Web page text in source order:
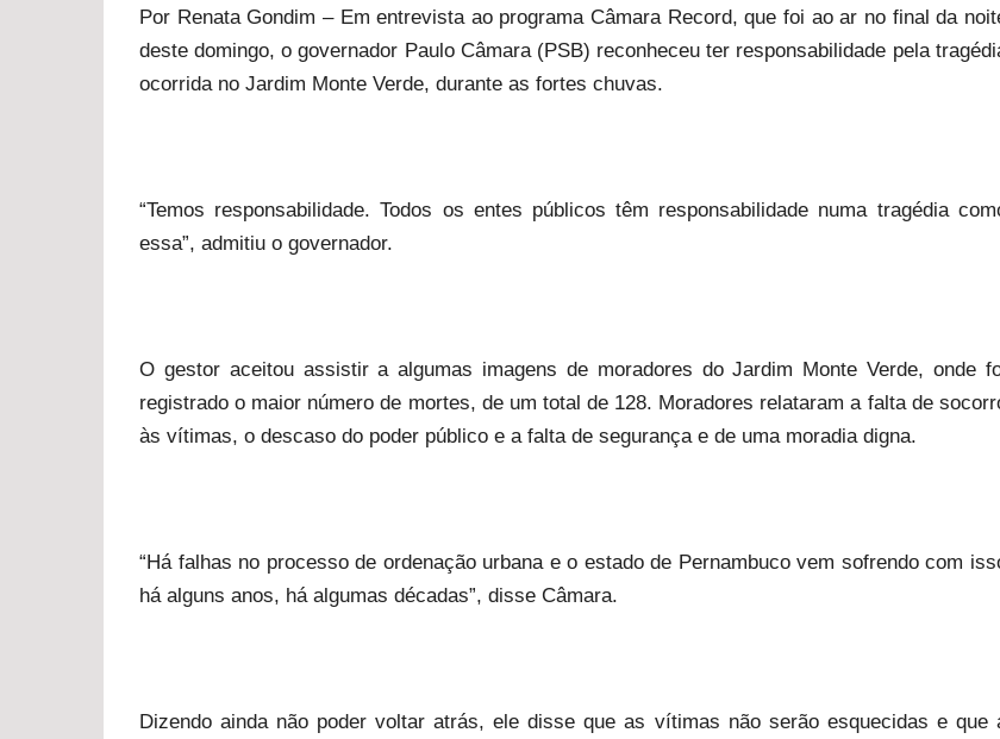
Por Renata Gondim – Em entrevista ao programa Câmara Record, que foi ao ar no final da
deste domingo, o governador Paulo Câmara (PSB) reconheceu ter responsabilidade pela
ocorrida no Jardim Monte Verde, durante as fortes chuvas.
“Temos responsabilidade. Todos os entes públicos têm responsabilidade numa tragédia
essa”, admitiu o governador.
O gestor aceitou assistir a algumas imagens de moradores do Jardim Monte Verde, onde
registrado o maior número de mortes, de um total de 128. Moradores relataram a falta de
às vítimas, o descaso do poder público e a falta de segurança e de uma moradia digna.
“Há falhas no processo de ordenação urbana e o estado de Pernambuco vem sofrendo com
há alguns anos, há algumas décadas”, disse Câmara.
Dizendo ainda não poder voltar atrás, ele disse que as vítimas não serão esquecidas e que